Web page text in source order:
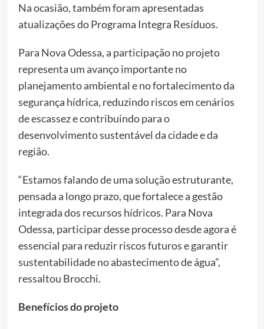
Na ocasião, também foram apresentadas
atualizações do Programa Integra Resíduos.
Para Nova Odessa, a participação no projeto
representa um avanço importante no
planejamento ambiental e no fortalecimento da
segurança hídrica, reduzindo riscos em cenários
de escassez e contribuindo para o
desenvolvimento sustentável da cidade e da
região.
“Estamos falando de uma solução estruturante,
pensada a longo prazo, que fortalece a gestão
integrada dos recursos hídricos. Para Nova
Odessa, participar desse processo desde agora é
essencial para reduzir riscos futuros e garantir
sustentabilidade no abastecimento de água”,
ressaltou Brocchi.
Benefícios do projeto